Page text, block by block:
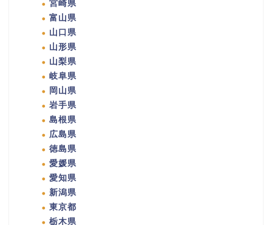
宮崎県
富山県
山口県
山形県
山梨県
岐阜県
岡山県
岩手県
島根県
広島県
徳島県
愛媛県
愛知県
新潟県
東京都
栃木県